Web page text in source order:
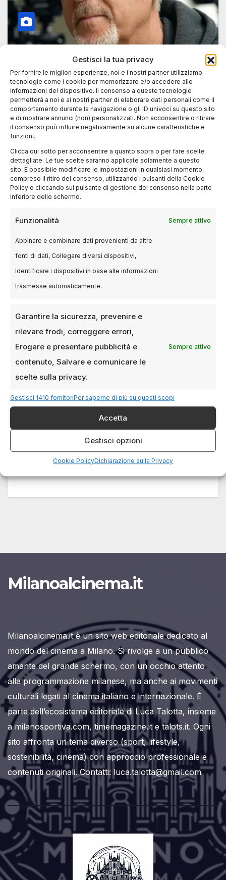
Gestisci la tua privacy
Per fornire le migliori esperienze, noi e i nostri partner utilizziamo
tecnologie come i cookie per memorizzare e/o accedere alle
informazioni del dispositivo. Il consenso a queste tecnologie
permetterà a noi e ai nostri partner di elaborare dati personali come il
comportamento durante la navigazione o gli ID univoci su questo sito
e di mostrare annunci (non) personalizzati. Non acconsentire o ritirare
il consenso può influire negativamente su alcune caratteristiche e
funzioni.
Clicca qui sotto per acconsentire a quanto sopra o per fare scelte
dettagliate. Le tue scelte saranno applicate solamente a questo
sito. È possibile modificare le impostazioni in qualsiasi momento,
compreso il ritiro del consenso, utilizzando i pulsanti della Cookie
Policy o cliccando sul pulsante di gestione del consenso nella parte
inferiore dello schermo.
Funzionalità Sempre attivo
Abbinare e combinare dati provenienti da altre
fonti di dati, Collegare diversi dispositivi,
Identificare i dispositivi in base alle informazioni
trasmesse automaticamente.
Garantire la sicurezza, prevenire e
rilevare frodi, correggere errori,
Erogare e presentare pubblicità e
contenuto, Salvare e comunicare le
scelte sulla privacy.
Sempre attivo
Gestisci 1410 fornitoriPer saperne di più su questi scopi
Accetta
Gestisci opzioni
Cookie PolicyDichiarazione sulla Privacy
James Cameron a Torino per la
mostra e il premio Stella della Mole
28 MAGGIO 2025 LUCA TALOTTA
Il celebre regista James Cameron sarà ospite a
Torino il 9 e 10 giugno per un evento dedicato
alla sua…
EVENTI
Sharon Stone e Matthew
Broderick protagonisti del Torino
Film Festival
Il Torino Film Festival (TFF) celebra la sua 42ª
edizione con ospiti d’eccezione: Sharon Stone e
Matthew Broderick, due volti…
Milanoalcinema.it
Milanoalcinema.it è un sito web editoriale dedicato al
mondo del cinema a Milano. Si rivolge a un pubblico
amante del grande schermo, con un occhio attento
alla programmazione milanese, ma anche ai movimenti
culturali legati al cinema italiano e internazionale. È
parte dell’ecosistema editoriale di Luca Talotta, insieme
a milanosportiva.com, timemagazine.it e talots.it. Ogni
sito affronta un tema diverso (sport, lifestyle,
sostenibilità, cinema) con approccio professionale e
contenuti originali. Contatti: luca.talotta@gmail.com